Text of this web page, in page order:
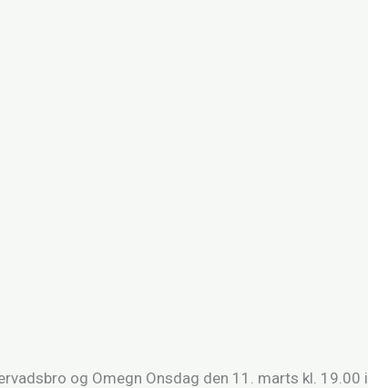
og Omegn Onsdag den 11. marts kl. 19.00 i